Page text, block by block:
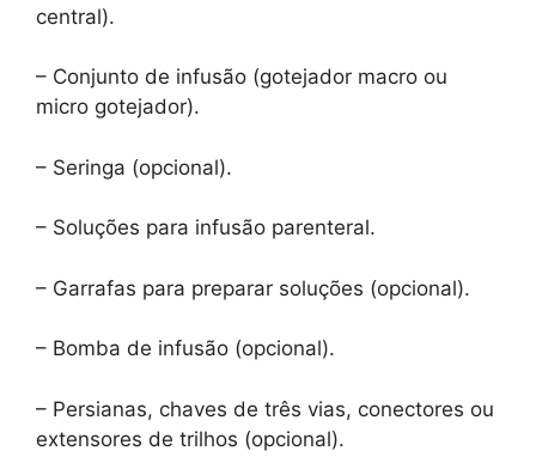
central).
– Conjunto de infusão (gotejador macro ou
micro gotejador).
– Seringa (opcional).
– Soluções para infusão parenteral.
– Garrafas para preparar soluções (opcional).
– Bomba de infusão (opcional).
– Persianas, chaves de três vias, conectores ou
extensores de trilhos (opcional).